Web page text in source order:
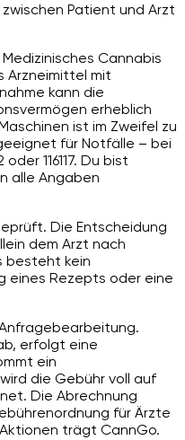
Patient und Arzt
Medizinisches Cannabis
Arzneimittel mit
kann die
erheblich
ist im Zweifel zu
für Notfälle – bei
116117. Du bist
alle Angaben
Die Entscheidung
dem Arzt nach
besteht kein
eines Rezepts oder eine
erfolgt eine
ein
die Gebühr voll auf
Die Abrechnung
für Ärzte
trägt CannGo.